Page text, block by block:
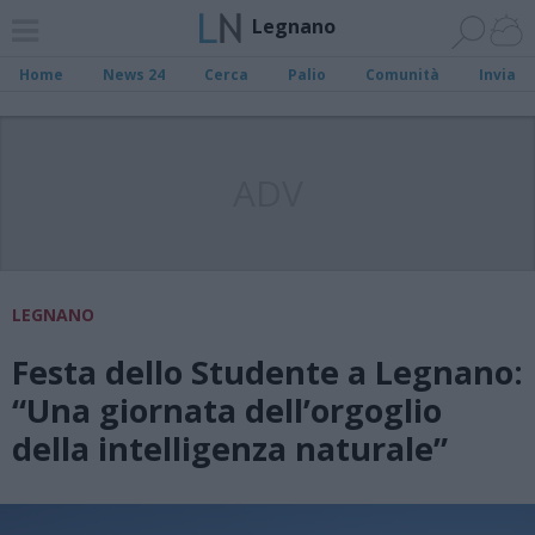
Legnano
Home News 24 Cerca Palio Comunità Invia
LEGNANO
Festa dello Studente a Legnano:
“Una giornata dell’orgoglio
della intelligenza naturale”